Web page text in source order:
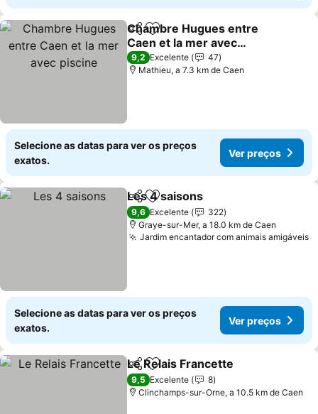
PartilharAdicionar aos favoritos
Chambre Hugues entre
Caen et la mer avec
piscine
9,2 Excelente
47
Mathieu, a 7.3 km de Caen
Selecione as datas para ver os preços
exatos.
Ver preços
PartilharAdicionar aos favoritos
Les 4 saisons
9,6 Excelente
322
Graye-sur-Mer, a 18.0 km de Caen
Jardim encantador com animais amigáveis
Selecione as datas para ver os preços
exatos.
Ver preços
PartilharAdicionar aos favoritos
Le Relais Francette
9,5 Excelente
8
Clinchamps-sur-Orne, a 10.5 km de Caen